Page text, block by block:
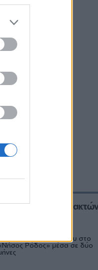
των
Δεύτερη εμπλοκή κάβου στο
Ρόδος» μέσα σε δύο